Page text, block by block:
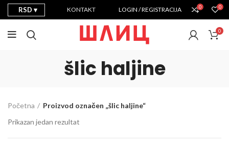
RSD KONTAKT LOGIN / REGISTRACIJA 0 0
0
šlic haljine
Početna
Proizvod označen „šlic haljine“
Prikazan jedan rezultat